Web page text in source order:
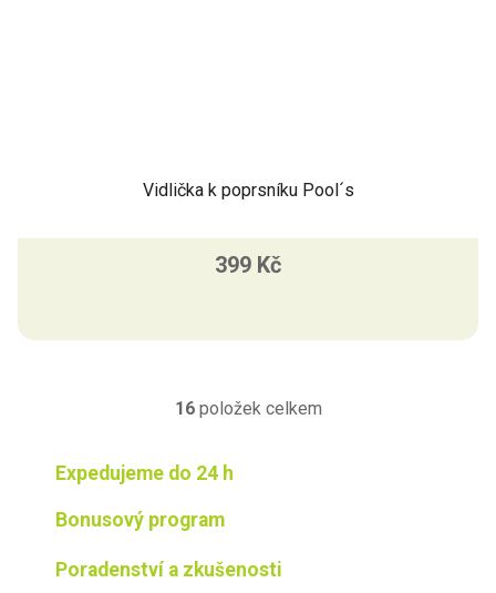
Vidlička k poprsníku Pool´s
399 Kč
O
c
16položek celkem
Expedujeme do 24 h
Bonusový program
Poradenství a zkušenosti